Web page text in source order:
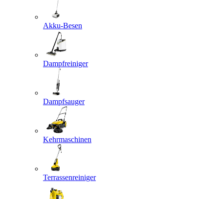
Akku-Besen
Dampfreiniger
Dampfsauger
Kehrmaschinen
Terrassenreiniger